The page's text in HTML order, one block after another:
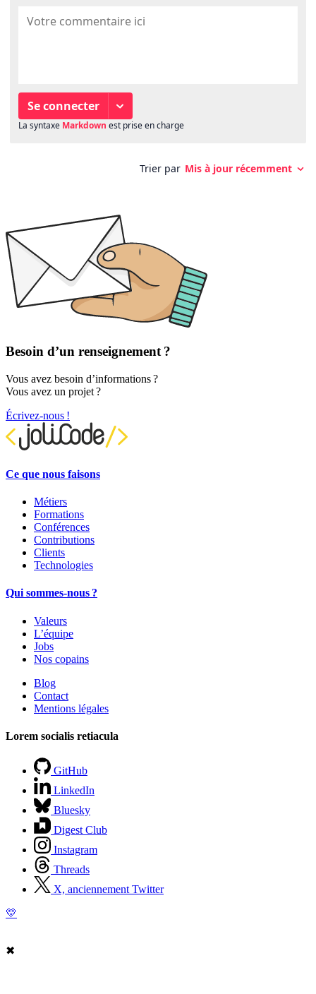
Besoin d’un renseignement ?
Vous avez besoin d’informations ?
Vous avez un projet ?
Écrivez-nous !
Ce que nous faisons
Métiers
Formations
Conférences
Contributions
Clients
Technologies
Qui sommes-nous ?
Valeurs
L’équipe
Jobs
Nos copains
Blog
Contact
Mentions légales
Lorem socialis retiacula
GitHub
LinkedIn
Bluesky
Digest Club
Instagram
Threads
X, anciennement Twitter
💛
✖